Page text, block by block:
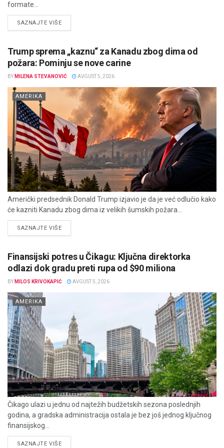
formate...
SAZNAJTE VIŠEDETAILS
Trump sprema „kaznu“ za Kanadu zbog dima od
požara: Pominju se nove carine
BY MILENA STEVANOVIĆ AVGUST 5, 2026
AMERIKA
Američki predsednik Donald Trump izjavio je da je već odlučio kako
će kazniti Kanadu zbog dima iz velikih šumskih požara...
SAZNAJTE VIŠEDETAILS
Finansijski potres u Čikagu: Ključna direktorka
odlazi dok gradu preti rupa od $90 miliona
BY MILOS KRIVOKAPIĆ AVGUST 5, 2026
AMERIKA
Čikago ulazi u jednu od najtežih budžetskih sezona poslednjih
godina, a gradska administracija ostala je bez još jednog ključnog
finansijskog...
SAZNAJTE VIŠEDETAILS